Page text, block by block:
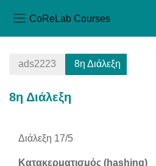
CoReLab Courses
ads2223 8η Διάλεξη
8η Διάλεξη
Section outline
Διάλεξη 17/5
Κατακερματισμός (hashing)